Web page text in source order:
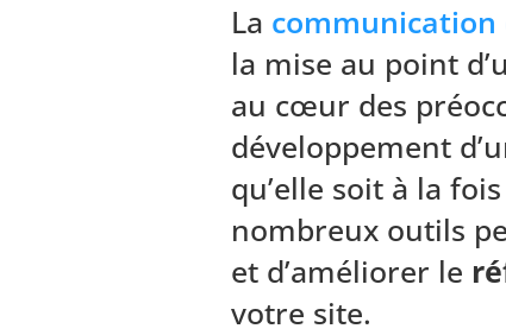
La
la mise au point
au cœur des
développement
qu’elle soit à la
nombreux outils
et d’améliorer le
votre site.